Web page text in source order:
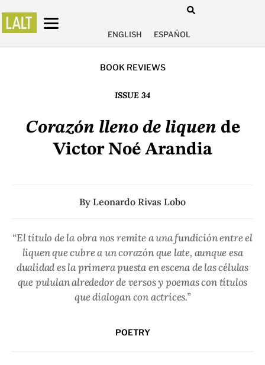
ENGLISH ESPAÑOL
BOOK REVIEWS
ISSUE 34
Corazón lleno de liquen de
Victor Noé Arandia
By Leonardo Rivas Lobo
“El título de la obra nos remite a una fundición entre el
liquen que cubre a un corazón que late, aunque esa
dualidad es la primera puesta en escena de las células
que pululan alrededor de versos y poemas con títulos
que dialogan con actrices.”
POETRY